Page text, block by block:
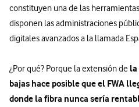
constituyen una de las
disponen las administraciones
digitales avanzados a la llamada
¿Por qué? Porque la extensión de la
bajas hace posible que el FWA
donde la fibra nunca sería